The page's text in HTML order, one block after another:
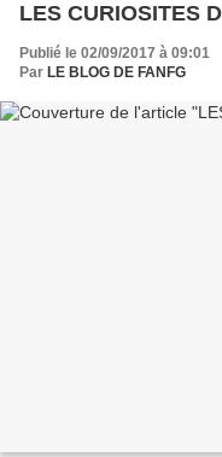
LES CURIOSITES
Publié le 02/09/2017 à 09:01
Par LE BLOG DE FANFG